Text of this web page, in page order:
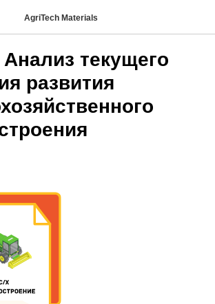
AgriTech Materials
текущего
развития